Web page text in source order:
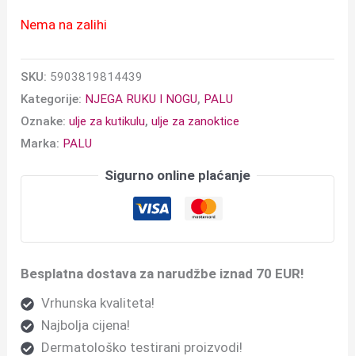
Nema na zalihi
SKU: 5903819814439
Kategorije: NJEGA RUKU I NOGU, PALU
Oznake:ulje za kutikulu,ulje za zanoktice
Marka: PALU
Sigurno online plaćanje
Besplatna dostava za narudžbe iznad 70 EUR!
Vrhunska kvaliteta!
Najbolja cijena!
Dermatološko testirani proizvodi!